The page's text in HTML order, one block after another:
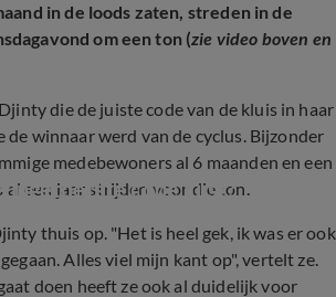
in de loods zaten, streden in de
om een ton (zie video boven en
die de juiste code van de kluis in haar
de winnaar werd van de cyclus. Bijzonder
medebewoners al 6 maanden en een
al een jaar strijden voor die ton.
ingetoetste code juist?
thuis op. "Het is heel gek, ik was er ook
Alles viel mijn kant op", vertelt ze.
doen heeft ze ook al duidelijk voor